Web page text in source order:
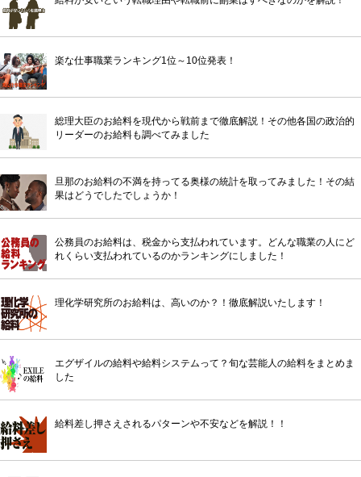
楽な仕事職業ランキング1位～10位発表！
総理大臣のお給料を現代から戦前まで徹底解説！その他各国の政治的
リーダーのお給料も調べてみました
旦那のお給料の不満を持ってる奥様の統計を取ってみました！その結
果はどうでしたでしょうか！
公務員のお給料は、税金から支払われています。どんな職業の人にど
れくらい支払われているのかランキングにしました！
理化学研究所のお給料は、高いのか？！徹底解説いたします！
エグザイルの給料や給料システムって？旬な芸能人の給料をまとめま
した
給料差し押さえされるパターンや不安などを解説！！